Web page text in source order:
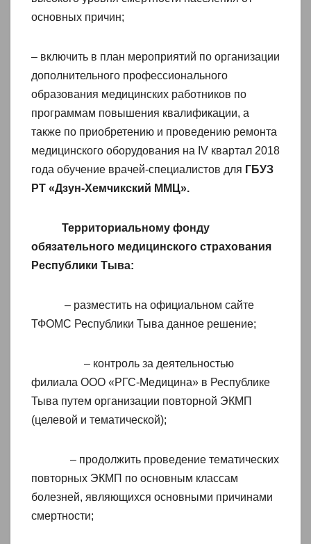
основных причин;
– включить в план мероприятий по организации
дополнительного профессионального
образования медицинских работников по
программам повышения квалификации, а
также по приобретению и проведению ремонта
медицинского оборудования на IV квартал 2018
года обучение врачей-специалистов для ГБУЗ
РТ «Дзун-Хемчикский ММЦ».
Территориальному фонду
обязательного медицинского страхования
Республики Тыва:
– разместить на официальном сайте
ТФОМС Республики Тыва данное решение;
– контроль за деятельностью
филиала ООО «РГС-Медицина» в Республике
Тыва путем организации повторной ЭКМП
(целевой и тематической);
– продолжить проведение тематических
повторных ЭКМП по основным классам
болезней, являющихся основными причинами
смертности;